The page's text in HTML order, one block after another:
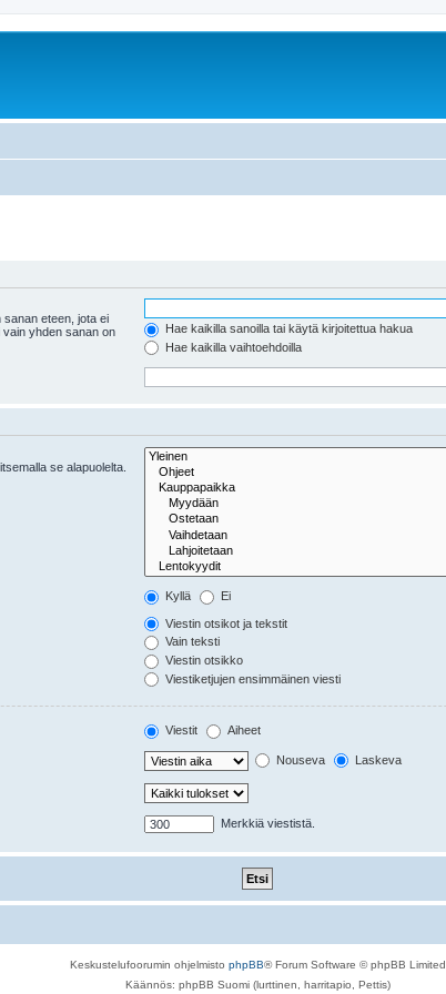
eteen, jota ei
vain yhden sanan on
Hae kaikilla sanoilla tai käytä kirjoitettua hakua
Hae kaikilla vaihtoehdoilla
se alapuolelta.
Kyllä Ei
Viestin otsikot ja tekstit
Vain teksti
Viestin otsikko
Viestiketjujen ensimmäinen viesti
Viestit Aiheet
Nouseva Laskeva
Merkkiä viestistä.
Keskustelufoorumin ohjelmisto phpBB® Forum Software © phpBB Limited
Käännös: phpBB Suomi (lurttinen, harritapio, Pettis)